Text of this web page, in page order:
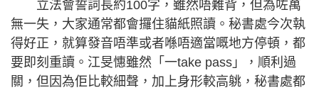
立法會誓詞長約100字，雖然唔難背，但為咗萬
無一失，大家通常都會攞住貓紙照讀。秘書處今次執
得好正，就算發音唔準或者喺唔適當嘅地方停頓，都
要即刻重讀。江旻憓雖然「一take pass」，順利過
關，但因為佢比較細聲，加上身形較高䠷，秘書處都